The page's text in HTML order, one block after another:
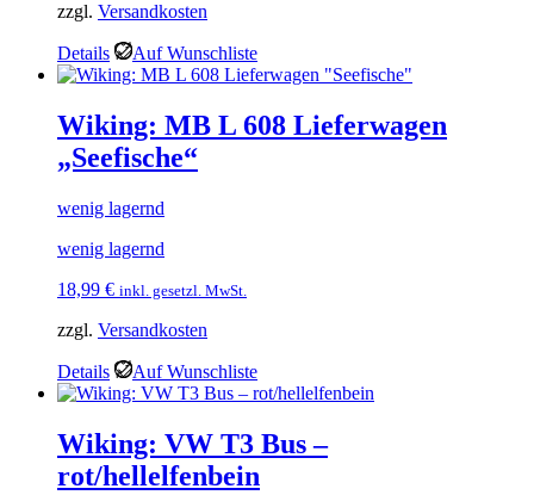
zzgl. Versandkosten
Details Auf Wunschliste
Wiking: MB L 608 Lieferwagen
„Seefische“
wenig lagernd
wenig lagernd
18,99 € inkl. gesetzl. MwSt.
zzgl. Versandkosten
Details Auf Wunschliste
Wiking: VW T3 Bus –
rot/hellelfenbein